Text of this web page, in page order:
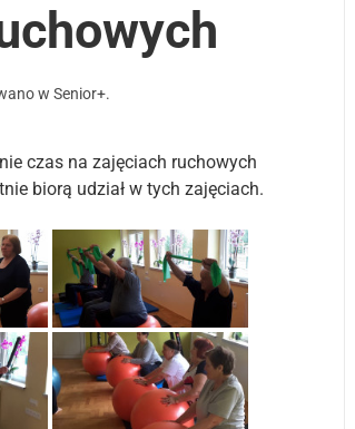
w Senior+.
czas na zajęciach ruchowych
biorą udział w tych zajęciach.